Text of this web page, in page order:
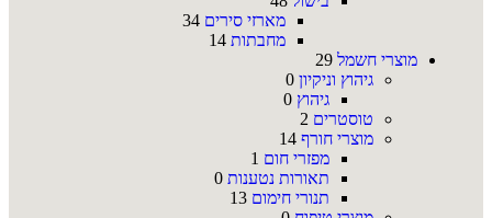
מארזי סירים 34
מחבתות 14
מוצרי חשמל 29
גיהוץ וניקיון 0
גיהוץ 0
טוסטרים 2
מוצרי חורף 14
מפזרי חום 1
תאורות נטענות 0
תנורי חימום 13